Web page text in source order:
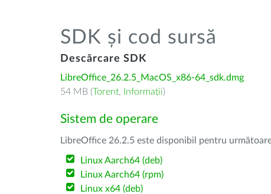
SDK și cod sursă
Descărcare SDK
LibreOffice_26.2.5_MacOS_x86-64_sdk.dmg
54 MB (Torent, Informații)
Sistem de operare
LibreOffice 26.2.5 este disponibil pentru
Linux Aarch64 (deb)
Linux Aarch64 (rpm)
Linux x64 (deb)